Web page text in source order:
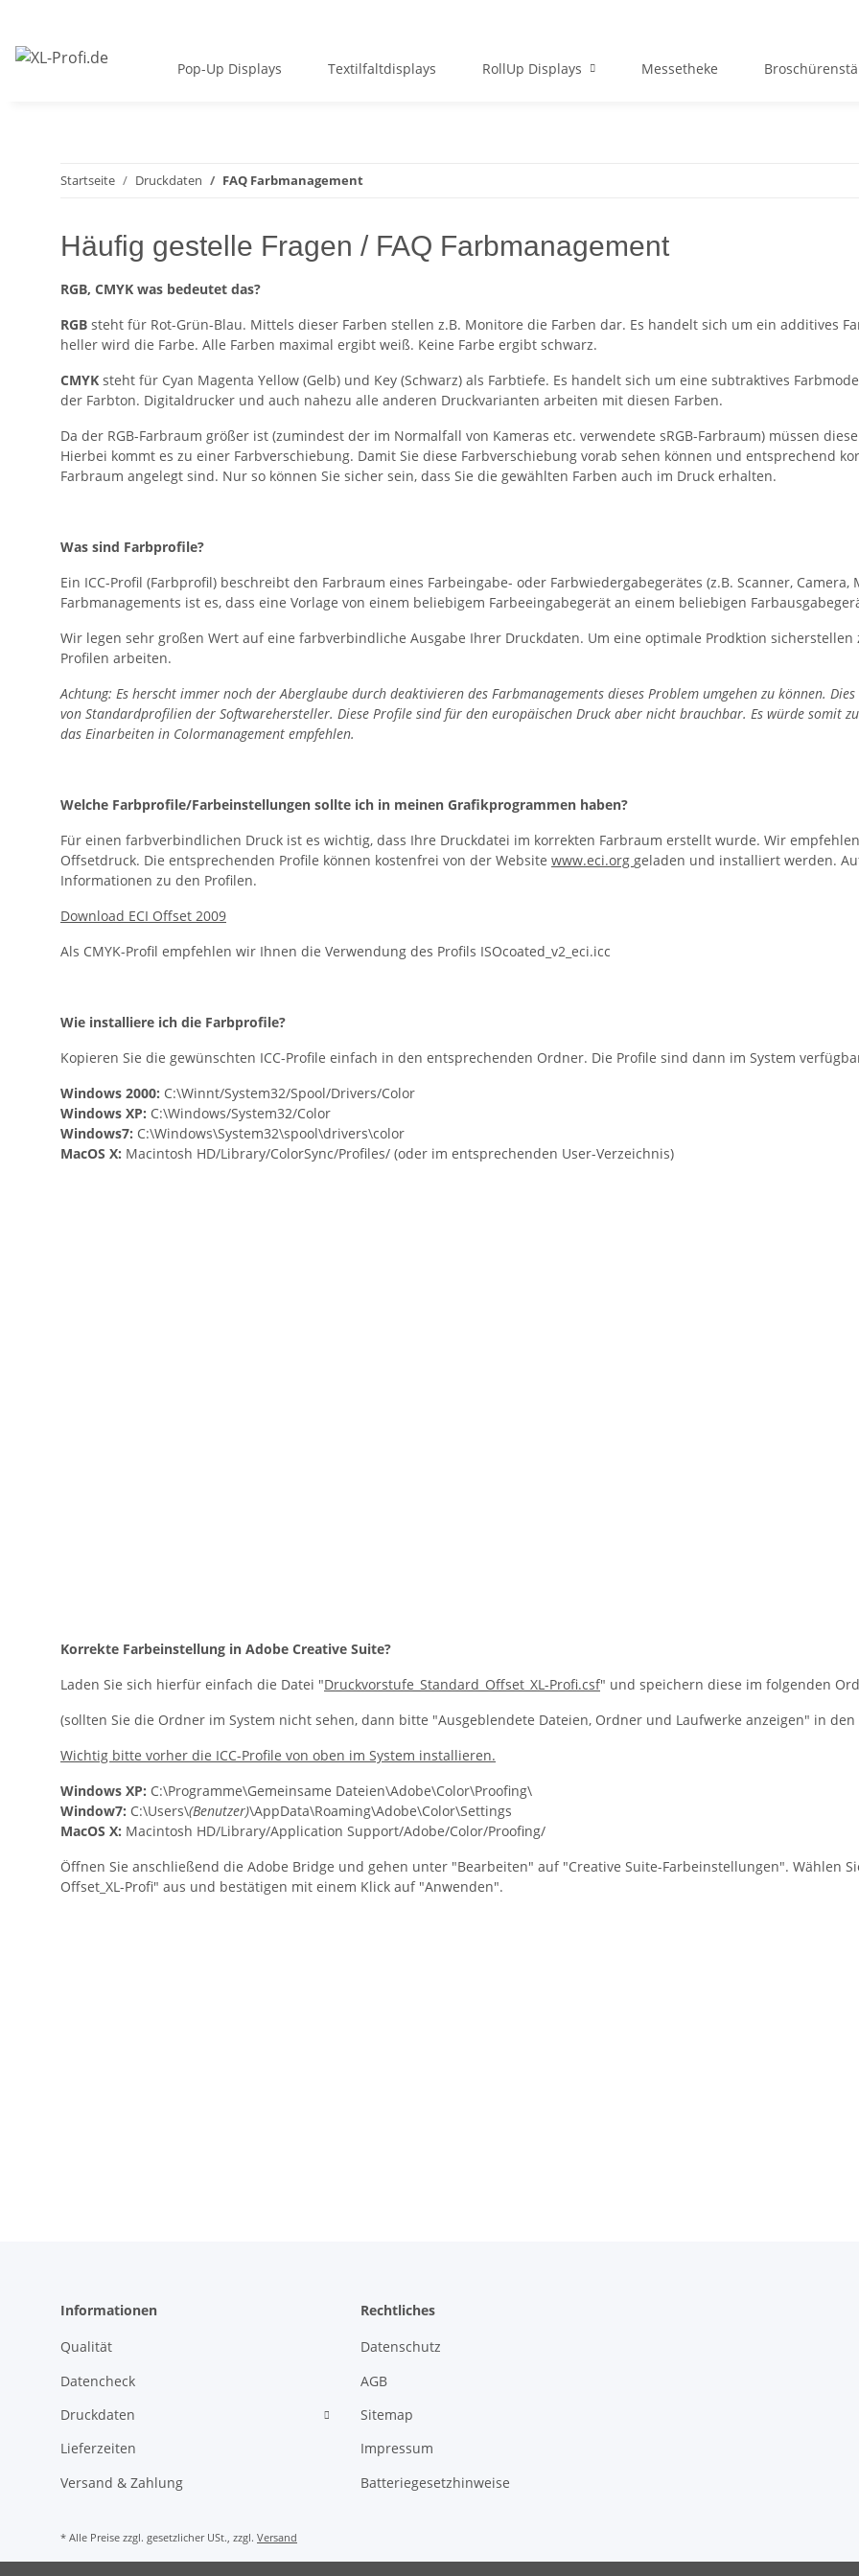
Pop-Up Displays Textilfaltdisplays RollUp Displays Messetheke
Startseite Druckdaten FAQ Farbmanagement
Häufig gestelle Fragen / FAQ Farbmanagement
RGB, CMYK was bedeutet das?
RGB steht für Rot-Grün-Blau. Mittels dieser Farben stellen z.B. Monitore die Farben dar. Es handelt sich um ein additives
heller wird die Farbe. Alle Farben maximal ergibt weiß. Keine Farbe ergibt schwarz.
CMYK steht für Cyan Magenta Yellow (Gelb) und Key (Schwarz) als Farbtiefe. Es handelt sich um eine subtraktives
der Farbton. Digitaldrucker und auch nahezu alle anderen Druckvarianten arbeiten mit diesen Farben.
Da der RGB-Farbraum größer ist (zumindest der im Normalfall von Kameras etc. verwendete sRGB-Farbraum) müssen
Hierbei kommt es zu einer Farbverschiebung. Damit Sie diese Farbverschiebung vorab sehen können und entsprechend
Farbraum angelegt sind. Nur so können Sie sicher sein, dass Sie die gewählten Farben auch im Druck erhalten.
Was sind Farbprofile?
Ein ICC-Profil (Farbprofil) beschreibt den Farbraum eines Farbeingabe- oder Farbwiedergabegerätes (z.B. Scanner,
Farbmanagements ist es, dass eine Vorlage von einem beliebigem Farbeeingabegerät an einem beliebigen
Wir legen sehr großen Wert auf eine farbverbindliche Ausgabe Ihrer Druckdaten. Um eine optimale Prodktion
Profilen arbeiten.
Achtung: Es herscht immer noch der Aberglaube durch deaktivieren des Farbmanagements dieses Problem umgehen zu können.
von Standardprofilien der Softwarehersteller. Diese Profile sind für den europäischen Druck aber nicht brauchbar. Es würde somit
das Einarbeiten in Colormanagement empfehlen.
Welche Farbprofile/Farbeinstellungen sollte ich in meinen Grafikprogrammen haben?
Für einen farbverbindlichen Druck ist es wichtig, dass Ihre Druckdatei im korrekten Farbraum erstellt wurde. Wir
Offsetdruck. Die entsprechenden Profile können kostenfrei von der Website www.eci.org geladen und installiert werden.
Informationen zu den Profilen.
Download ECI Offset 2009
Als CMYK-Profil empfehlen wir Ihnen die Verwendung des Profils ISOcoated_v2_eci.icc
Wie installiere ich die Farbprofile?
Kopieren Sie die gewünschten ICC-Profile einfach in den entsprechenden Ordner. Die Profile sind dann im System
Windows 2000: C:\Winnt/System32/Spool/Drivers/Color
Windows XP: C:\Windows/System32/Color
Windows7: C:\Windows\System32\spool\drivers\color
MacOS X: Macintosh HD/Library/ColorSync/Profiles/ (oder im entsprechenden User-Verzeichnis)
Korrekte Farbeinstellung in Adobe Creative Suite?
Laden Sie sich hierfür einfach die Datei "Druckvorstufe_Standard_Offset_XL-Profi.csf" und speichern diese im folgenden
(sollten Sie die Ordner im System nicht sehen, dann bitte "Ausgeblendete Dateien, Ordner und Laufwerke anzeigen" in
Wichtig bitte vorher die ICC-Profile von oben im System installieren.
Windows XP: C:\Programme\Gemeinsame Dateien\Adobe\Color\Proofing\
Window7: C:\Users\(Benutzer)\AppData\Roaming\Adobe\Color\Settings
MacOS X: Macintosh HD/Library/Application Support/Adobe/Color/Proofing/
Öffnen Sie anschließend die Adobe Bridge und gehen unter "Bearbeiten" auf "Creative Suite-Farbeinstellungen". Wählen
Offset_XL-Profi" aus und bestätigen mit einem Klick auf "Anwenden".
Informationen
Qualität
Datencheck
Druckdaten
Lieferzeiten
Versand & Zahlung
Rechtliches
Datenschutz
AGB
Sitemap
Impressum
Batteriegesetzhinweise
* Alle Preise zzgl. gesetzlicher USt., zzgl. Versand